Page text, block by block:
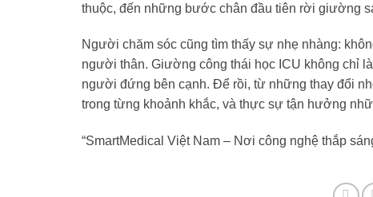
thuộc, đến những bước chân đầu tiên rời giường
Người chăm sóc cũng tìm thấy sự nhẹ nhàng:
người thân. Giường công thái học ICU không chỉ
người đứng bên cạnh. Để rồi, từ những thay đổi
trong từng khoảnh khắc, và thực sự tận hưởng
“SmartMedical Việt Nam – Nơi công nghệ thắp